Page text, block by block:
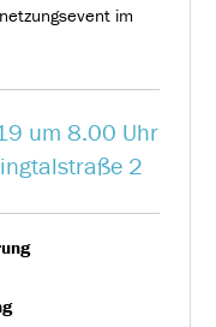
im
um 8.00 Uhr
2